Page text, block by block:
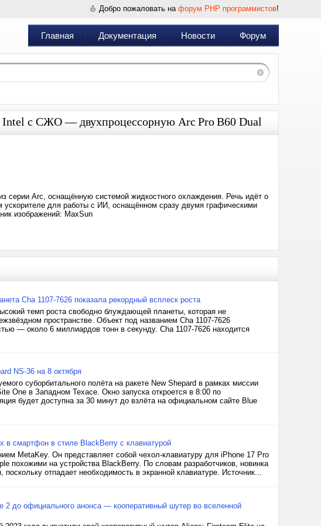
Добро пожаловать на форум PHP программистов!
Главная Документация Новости Форум
Intel с СЖО — двухпроцессорную Arc Pro B60 Dual
серии Arc, оснащённую системой жидкостного охлаждения. Речь идёт о
для работы с ИИ, оснащённом сразу двумя графическими
изображений: MaxSun
Cha 1107-7626 показала рекордный всплеск роста
темп роста свободно блуждающей планеты, которая не
пространстве. Объект под названием Cha 1107-7626
— около 6 миллиардов тонн в секунду. Cha 1107-7626 находится
NS-36 на 8 октября
суборбитального полёта на ракете New Shepard в рамках миссии
One в Западном Техасе. Окно запуска откроется в 8:00 по
будет доступна за 30 минут до взлёта на официальном сайте Blue
в смартфон в стиле BlackBerry с клавиатурой
MetaKey. Он представляет собой чехол-клавиатуру для iPhone 17 Pro
похожими на устройства BlackBerry. По словам разработчиков, новинка
отпадает необходимость в экранной клавиатуре. Источник...
2 до официального анонса — кооперативный шутер во вселенной